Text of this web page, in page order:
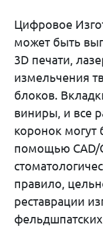
Цифровое
может быть
3D печати,
измельчения
блоков.
виниры, и все
коронок могут
помощью CAD/
правило,
реставрации